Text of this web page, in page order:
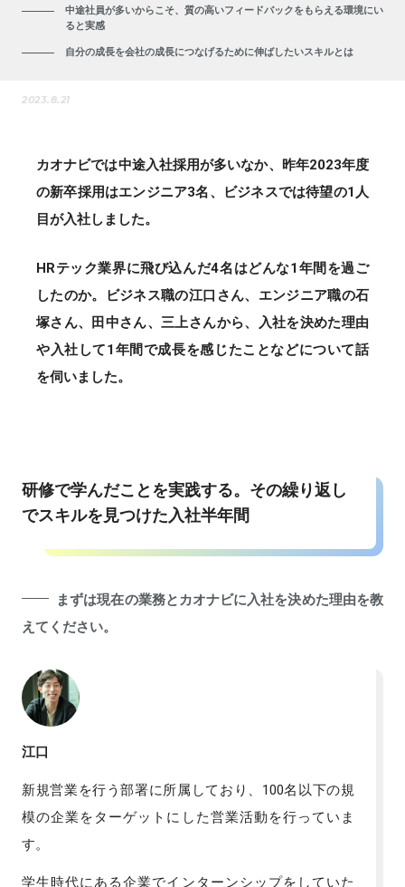
中途社員が多いからこそ、質の高いフィードバックをもらえる環境にい
ると実感
自分の成長を会社の成長につなげるために伸ばしたいスキルとは
2023.8.21
カオナビでは中途入社採用が多いなか、昨年2023年度
の新卒採用はエンジニア3名、ビジネスでは待望の1人
目が入社しました。
HRテック業界に飛び込んだ4名はどんな1年間を過ご
したのか。ビジネス職の江口さん、エンジニア職の石
塚さん、田中さん、三上さんから、入社を決めた理由
や入社して1年間で成長を感じたことなどについて話
を伺いました。
研修で学んだことを実践する。その繰り返し
でスキルを見つけた入社半年間
まずは現在の業務とカオナビに入社を決めた理由を教
えてください。
江口
新規営業を行う部署に所属しており、100名以下の規
模の企業をターゲットにした営業活動を行っていま
す。
学生時代にある企業でインターンシップをしていた